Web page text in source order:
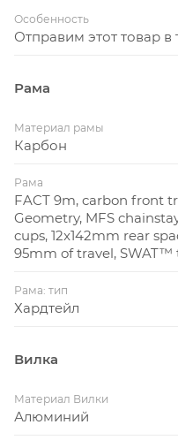
Особенность
Отправим этот товар в
Рама
Материал рамы
Карбон
Рама
FACT 9m, carbon front
Geometry, MFS
cups, 12x142mm rear
95mm of travel, SWAT™
Рама: тип
Хардтейл
Вилка
Материал Вилки
Алюминий